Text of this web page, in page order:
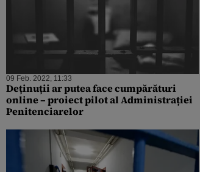
09 Feb. 2022, 11:33
Deținuții ar putea face cumpărături
online – proiect pilot al Administrației
Penitenciarelor